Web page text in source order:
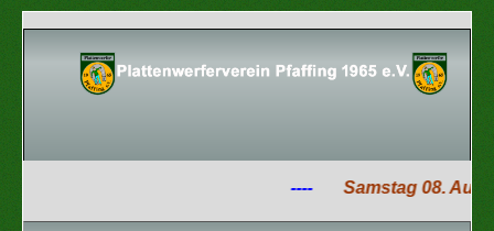
---- Samstag 08.